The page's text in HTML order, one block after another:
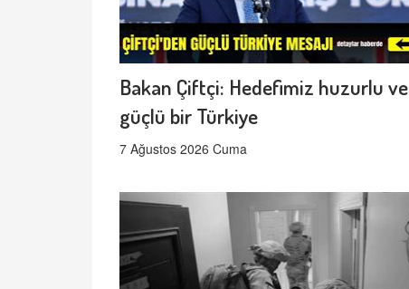
Bakan Çiftçi: Hedefimiz huzurlu ve
güçlü bir Türkiye
7 Ağustos 2026 Cuma